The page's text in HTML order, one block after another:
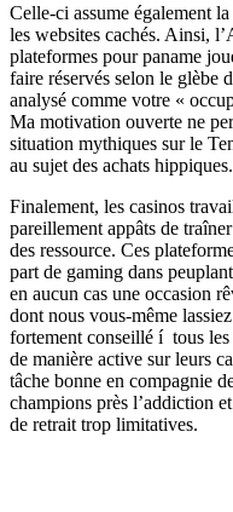
Celle-ci assume également
les websites cachés. Ainsi,
plateformes pour paname
faire réservés selon le glèbe
analysé comme votre «
Ma motivation ouverte ne
situation mythiques sur le
au sujet des achats hippiques.
Finalement, les casinos
pareillement appâts de
des ressource. Ces
part de gaming dans
en aucun cas une occasion
dont nous vous-même
fortement conseillé í tous
de manière active sur leurs
tâche bonne en compagnie
champions près l’addiction
de retrait trop limitatives.